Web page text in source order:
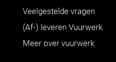
Veelgestelde vragen
(Af-) leveren Vuurwerk
Meer over vuurwerk